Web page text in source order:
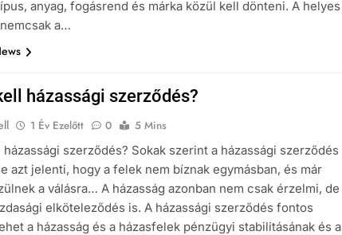
anyag, fogásrend és márka közül kell dönteni. A helyes
a…
házassági szerződés?
1 Év Ezelőtt 0
5 Mins
szerződés? Sokak szerint a házassági szerződés
azt jelenti, hogy a felek nem bíznak egymásban, és már
a válásra… A házasság azonban nem csak érzelmi, de
elköteleződés is. A házassági szerződés fontos
a házasság és a házasfelek pénzügyi stabilitásának és a